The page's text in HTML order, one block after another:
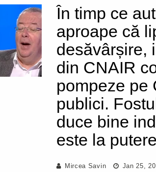
În timp ce
aproape că
desăvârșire,
din CNAIR
pompeze pe
publici.
duce bine
este la putere
Mircea Savin Jan 25,